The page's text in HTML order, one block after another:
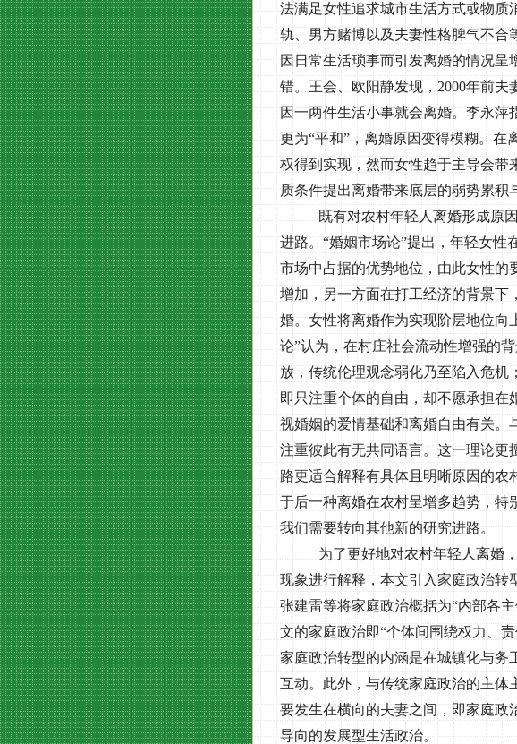
法满足女性追求城市生活方式或物质
轨、男方赌博以及夫妻性格脾气不合
因日常生活琐事而引发离婚的情况呈
错。王会、欧阳静发现， 2000年前夫
因一两件生活小事就会离婚。李永萍
更为“平和”，离婚原因变得模糊。在
权得到实现，然而女性趋于主导会带
质条件提出离婚带来底层的弱势累积
既有对农村年轻人离婚形成原
进路。“婚姻市场论”提出，年轻女性
市场中占据的优势地位，由此女性的
增加，另一方面在打工经济的背景下
婚。女性将离婚作为实现阶层地位向
论”认为，在村庄社会流动性增强的
放，传统伦理观念弱化乃至陷入危机
即只注重个体的自由，却不愿承担在
视婚姻的爱情基础和离婚自由有关。
注重彼此有无共同语言。这一理论更
路更适合解释有具体且明晰原因的农
于后一种离婚在农村呈增多趋势，特
我们需要转向其他新的研究进路。
为了更好地对农村年轻人离婚
现象进行解释，本文引入家庭政治转
张建雷等将家庭政治概括为“内部各
文的家庭政治即“个体间围绕权力、
家庭政治转型的内涵是在城镇化与务
互动。此外，与传统家庭政治的主体
要发生在横向的夫妻之间，即家庭政
导向的发展型生活政治。